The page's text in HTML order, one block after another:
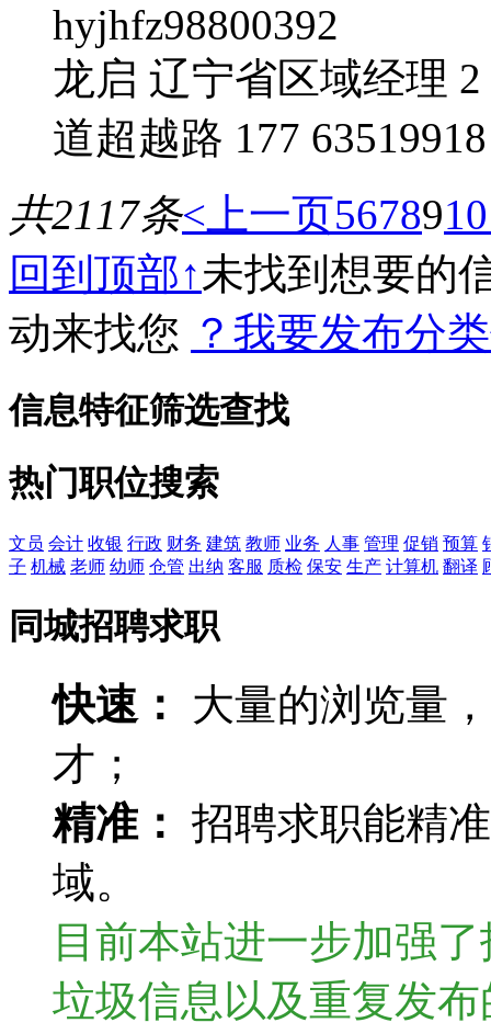
hyjhfz98800392
龙启 辽宁省区域经理
道超越路 177
共2117条<上一页5678910
回到顶部↑未找到想要的
动来找您 ？我要发布分
信息特征筛选查找
热门职位搜索
文员 会计 收银 行政 财务 建筑 教师 业务 人事 管理 促销 预算
子 机械 老师 幼师 仓管 出纳 客服 质检 保安 生产 计算机 翻译
同城招聘求职
快速：
大量的浏览量
才；
精准： 招聘求职能精
域。
目前本站进一步加强
垃圾信息以及重复发